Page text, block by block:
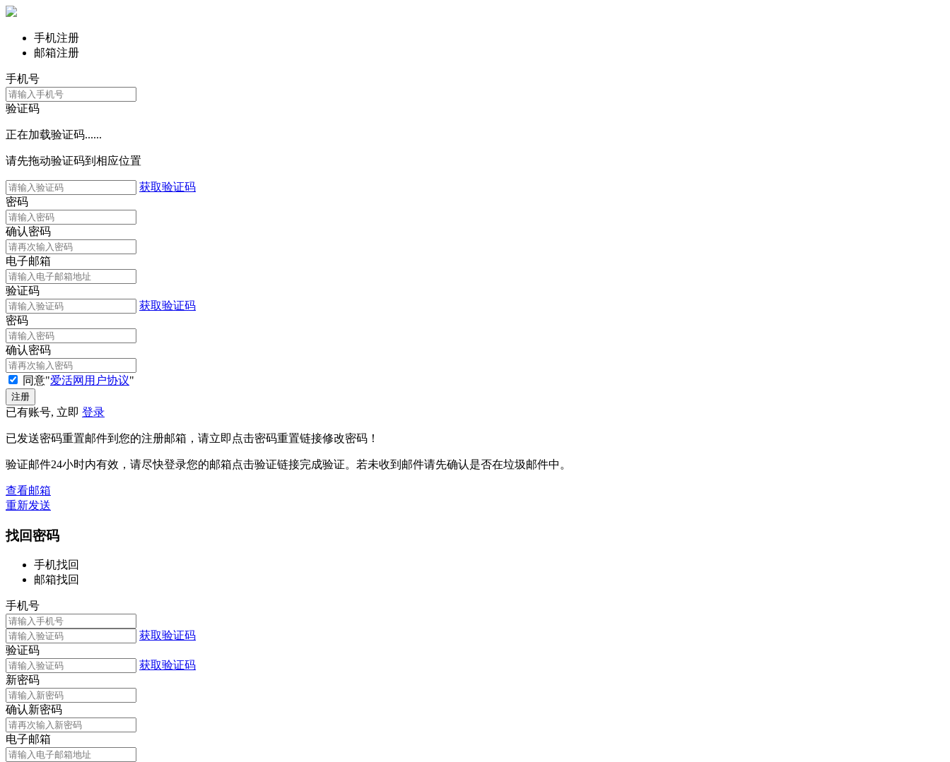
手机注册
邮箱注册
手机号
验证码
正在加载验证码......
请先拖动验证码到相应位置
获取验证码
密码
确认密码
电子邮箱
验证码
获取验证码
密码
确认密码
同意"爱活网用户协议"
已有账号, 立即 登录
已发送密码重置邮件到您的注册邮箱，请立即点击密码重置链接修改密码！
验证邮件24小时内有效，请尽快登录您的邮箱点击验证链接完成验证。若未收到邮件请先确认是否在垃圾邮件中。
查看邮箱
重新发送
找回密码
手机找回
邮箱找回
手机号
获取验证码
验证码
获取验证码
新密码
确认新密码
电子邮箱